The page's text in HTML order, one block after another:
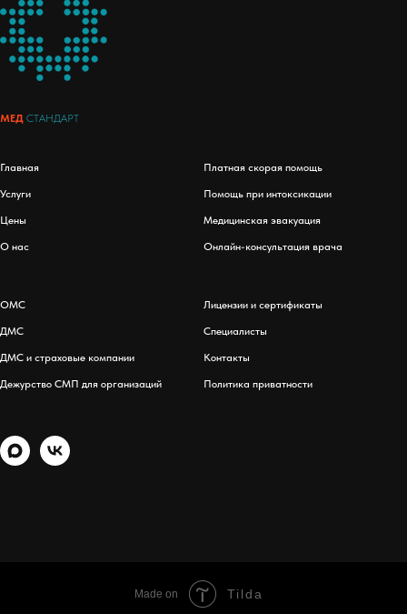
МЕД СТАНДАРТ
Главная
Услуги
Цены
О нас
Платная скорая помощь
Помощь при интоксикации
Медицинская эвакуация
Онлайн-консультация врача
ОМС
ДМС
ДМС и страховые компании
Дежурство СМП для организаций
Лицензии и сертификаты
Специалисты
Контакты
Политика приватности
Made on Tilda